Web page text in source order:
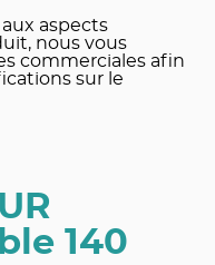
aspects
nous vous
commerciales afin
sur le
140